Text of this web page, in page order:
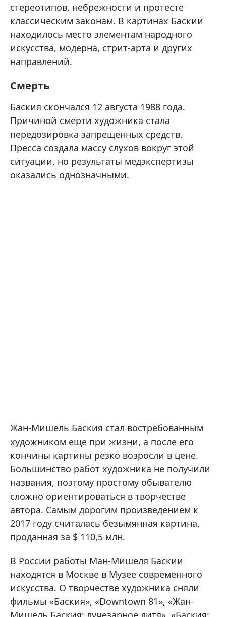
стереотипов, небрежности и протесте
классическим законам. В картинах Баскии
находилось место элементам народного
искусства, модерна, стрит-арта и других
направлений.
Смерть
Баския скончался 12 августа 1988 года.
Причиной смерти художника стала
передозировка запрещенных средств.
Пресса создала массу слухов вокруг этой
ситуации, но результаты медэкспертизы
оказались однозначными.
Жан-Мишель Баския стал востребованным
художником еще при жизни, а после его
кончины картины резко возросли в цене.
Большинство работ художника не получили
названия, поэтому простому обывателю
сложно ориентироваться в творчестве
автора. Самым дорогим произведением к
2017 году считалась безымянная картина,
проданная за $ 110,5 млн.
В России работы Ман-Мишеля Баскии
находятся в Москве в Музее современного
искусства. О творчестве художника сняли
фильмы «Баския», «Downtown 81», «Жан-